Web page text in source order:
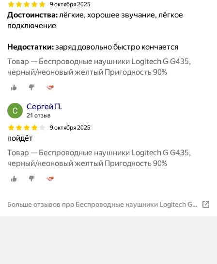
9 октября 2025
Достоинства:лёгкие, хорошее звучание, лёгкое
подключение
Недостатки:заряд довольно быстро кончается
Товар — Беспроводные наушники Logitech G G435,
черный/неоновый желтый Пригодность 90%
Сергей П.
21 отзыв
9 октября 2025
пойдёт
Товар — Беспроводные наушники Logitech G G435,
черный/неоновый желтый Пригодность 90%
Больше отзывов про Беспроводные наушники Logitech G